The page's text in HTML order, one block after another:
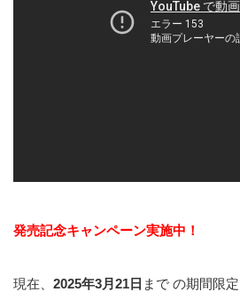
発売記念キャンペーン実施中！
現在、 2025年3月 21 日 まで の期間限